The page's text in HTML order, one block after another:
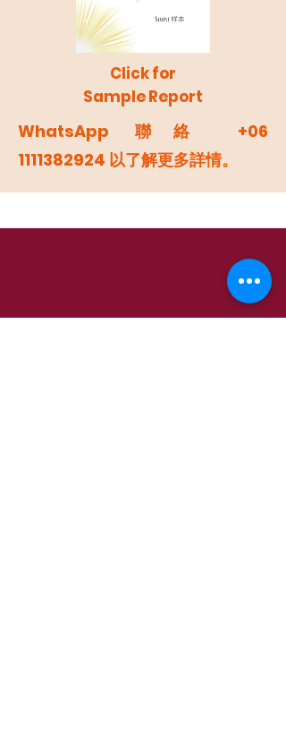
Click for
Sample Report
WhatsApp 聯絡 +06
1111382924 以了解更多詳情。